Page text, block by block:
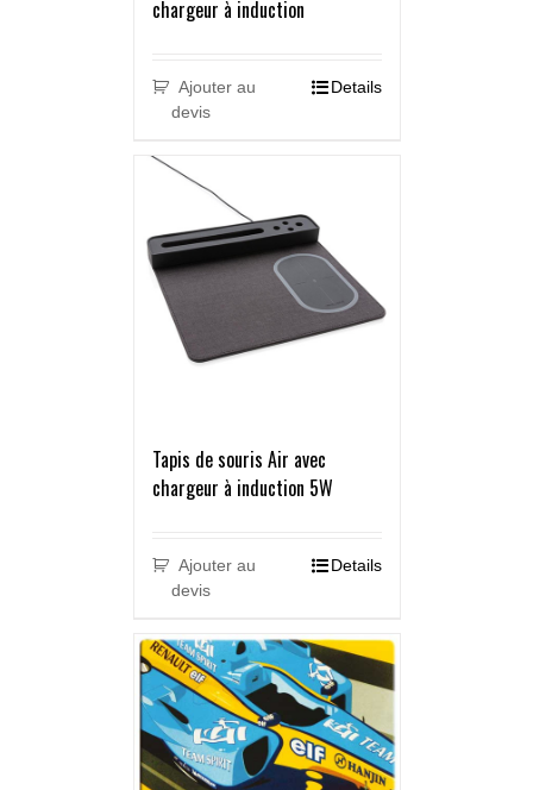
chargeur à induction
Ajouter au
devis
Details
Tapis de souris Air avec
chargeur à induction 5W
Ajouter au
devis
Details